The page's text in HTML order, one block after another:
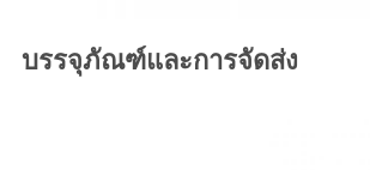
บรรจุภัณฑ์และการจัดส่ง